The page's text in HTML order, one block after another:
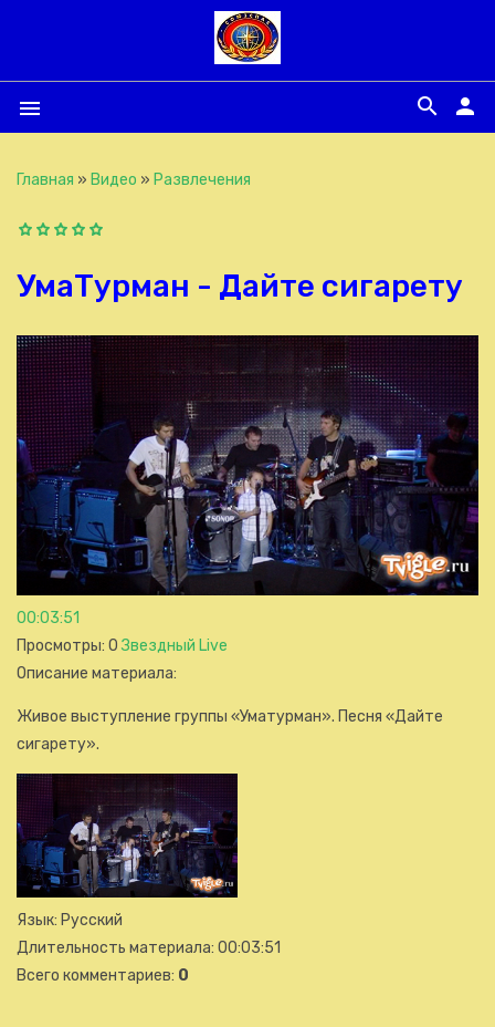
menu person
search
Главная » Видео » Развлечения
УмаТурман - Дайте сигарету
00:03:51
Просмотры: 0 Звездный Live
Описание материала:
Живое выступление группы «Уматурман». Песня «Дайте
сигарету».
Язык: Русский
Длительность материала: 00:03:51
Всего комментариев: 0